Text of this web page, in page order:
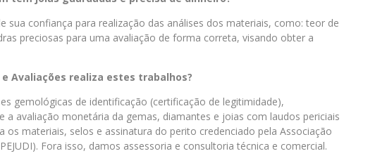
sua confiança para realização das análises dos materiais, como: teor de
preciosas para uma avaliação de forma correta, visando obter a
Avaliações realiza estes trabalhos?
gemológicas de identificação (certificação de legitimidade),
a avaliação monetária da gemas, diamantes e joias com laudos periciais
os materiais, selos e assinatura do perito credenciado pela Associação
Fora isso, damos assessoria e consultoria técnica e comercial.